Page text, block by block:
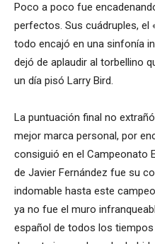
Poco a poco fue
perfectos. Sus cuádruples, el
todo encajó en una sinfonía
dejó de aplaudir al torbellino
un día pisó Larry Bird.
La puntuación final no
mejor marca personal, por
consiguió en el Campeonato
de Javier Fernández fue su
indomable hasta este
ya no fue el muro
español de todos los